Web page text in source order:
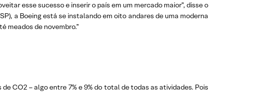
esse sucesso e inserir o país em um mercado maior”, disse o
a Boeing está se instalando em oito andares de uma moderna
meados de novembro.”
CO2 – algo entre 7% e 9% do total de todas as atividades. Pois